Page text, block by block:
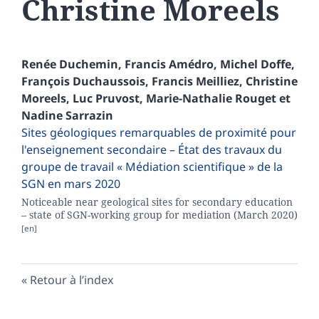
Christine Moreels
Renée Duchemin, FrancisAmédro, Michel Doffe,
François Duchaussois, Francis Meilliez, Christine
Moreels, Luc Pruvost, Marie-Nathalie Rougetet
NadineSarrazin
Sites géologiques remarquables de proximité pour
l'enseignement secondaire – État des travaux du
groupe de travail « Médiation scientifique » de la
SGN en mars 2020
Noticeable near geological sites for secondary education
– state of SGN-working group for mediation (March 2020)
Retour à l’index